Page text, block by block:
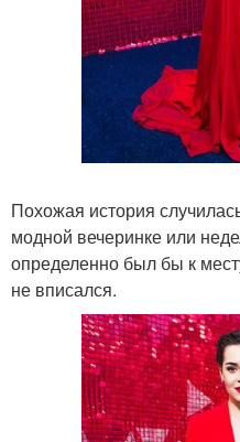
Похожая история
модной вечеринке или
определенно был бы к
не вписался.